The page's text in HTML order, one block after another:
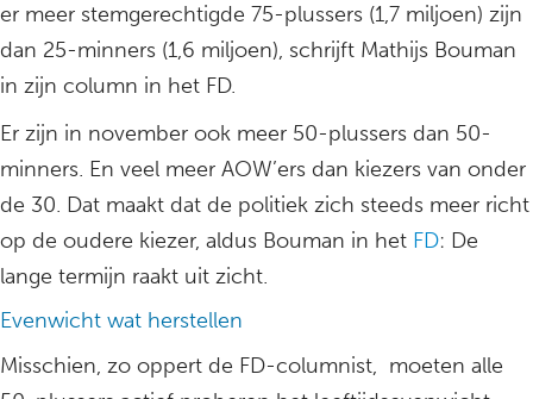
er meer stemgerechtigde 75-plussers (1,7 miljoen) zijn
dan 25-minners (1,6 miljoen), schrijft Mathijs Bouman
in zijn column in het FD.
Er zijn in november ook meer 50-plussers dan 50-
minners. En veel meer AOW’ers dan kiezers van onder
de 30. Dat maakt dat de politiek zich steeds meer richt
op de oudere kiezer, aldus Bouman in het FD: De
lange termijn raakt uit zicht.
Evenwicht wat herstellen
Misschien, zo oppert de FD-columnist, moeten alle